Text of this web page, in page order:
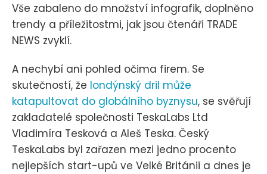
Vše zabaleno do množství infografik, doplněno
trendy a příležitostmi, jak jsou čtenáři TRADE
NEWS zvyklí.
A nechybí ani pohled očima firem. Se
skutečností, že londýnský dril může
katapultovat do globálního byznysu, se svěřují
zakladatelé společnosti TeskaLabs Ltd
Vladimíra Tesková a Aleš Teska. Český
TeskaLabs byl zařazen mezi jedno procento
nejlepších start-upů ve Velké Británii a dnes je